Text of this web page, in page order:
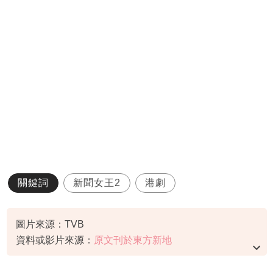
關鍵詞 新聞女王2 港劇
圖片來源：TVB
資料或影片來源： 原文刊於東方新地